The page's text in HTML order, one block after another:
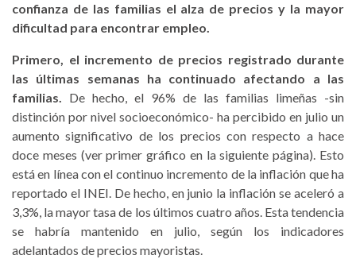
confianza de las familias el alza de precios y la mayor
dificultad para encontrar empleo.
Primero, el incremento de precios registrado durante
las últimas semanas ha continuado afectando a las
familias. De hecho, el 96% de las familias limeñas -sin
distinción por nivel socioeconómico- ha percibido en julio un
aumento significativo de los precios con respecto a hace
doce meses (ver primer gráfico en la siguiente página). Esto
está en línea con el continuo incremento de la inflación que ha
reportado el INEI. De hecho, en junio la inflación se aceleró a
3,3%, la mayor tasa de los últimos cuatro años. Esta tendencia
se habría mantenido en julio, según los indicadores
adelantados de precios mayoristas.